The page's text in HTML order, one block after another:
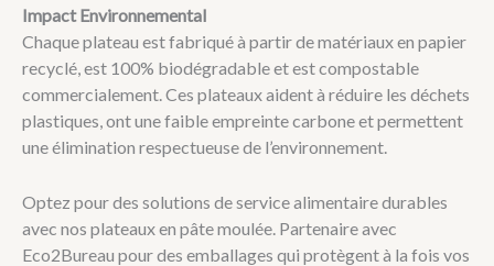
Impact Environnemental
Chaque plateau est fabriqué à partir de matériaux en papier
recyclé, est 100% biodégradable et est compostable
commercialement. Ces plateaux aident à réduire les déchets
plastiques, ont une faible empreinte carbone et permettent
une élimination respectueuse de l’environnement.
Optez pour des solutions de service alimentaire durables
avec nos plateaux en pâte moulée. Partenaire avec
Eco2Bureau pour des emballages qui protègent à la fois vos